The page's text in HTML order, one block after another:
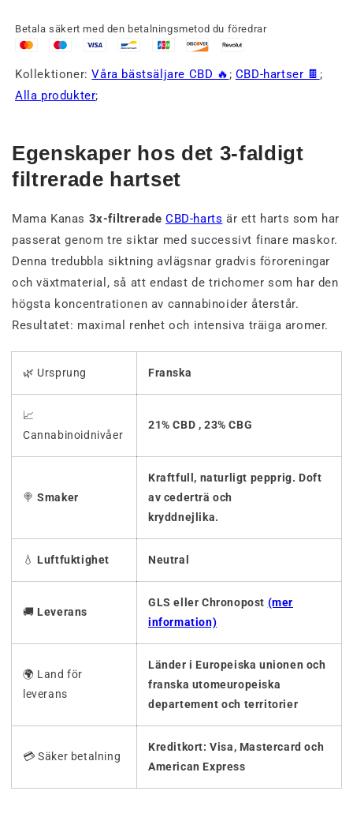
Betala säkert med den betalningsmetod du föredrar
Kollektioner:Våra bästsäljare CBD 🔥 ; CBD-hartser 🍫 ;
Alla produkter;
Egenskaper hos det 3-faldigt
filtrerade hartset
Mama Kanas 3x-filtrerade CBD-harts är ett harts som har
passerat genom tre siktar med successivt finare maskor.
Denna tredubbla siktning avlägsnar gradvis föroreningar
och växtmaterial, så att endast de trichomer som har den
högsta koncentrationen av cannabinoider återstår.
Resultatet: maximal renhet och intensiva träiga aromer.
🌿 Ursprung Franska
📈
Cannabinoidnivåer
21% CBD , 23% CBG
🍭Smaker
Kraftfull, naturligt pepprig. Doft
av cederträ och
kryddnejlika.
💧 Luftfuktighet Neutral
🚚 Leverans
GLS eller Chronopost (mer
information)
🌍 Land för
leverans
Länder i Europeiska unionen och
franska utomeuropeiska
departement och territorier
💳 Säker betalning
Kreditkort: Visa, Mastercard och
American Express